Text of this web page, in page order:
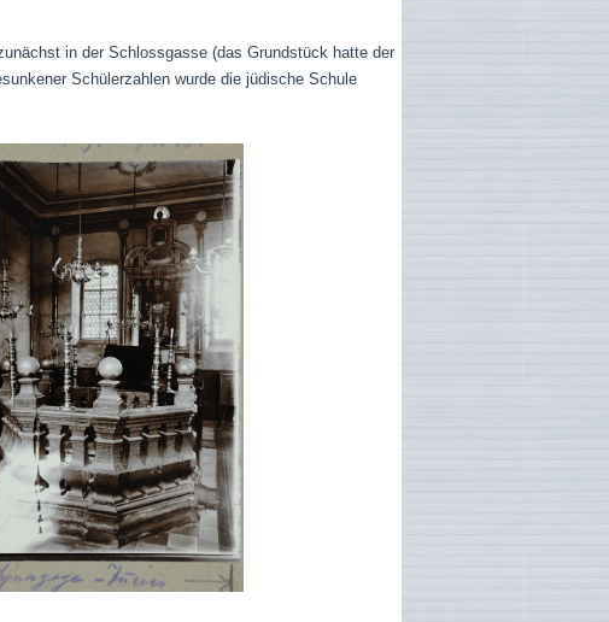
in der Schlossgasse(das Grundstück hatte der
Schülerzahlen wurde die jüdische Schule